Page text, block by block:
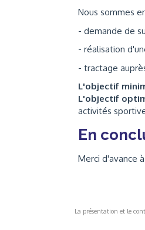
Nous sommes
- demande de
- réalisation
- tractage
L'objectif
L'objectif
activités
En
Merci d'avance
La présentation et le